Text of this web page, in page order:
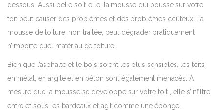
dessous. Aussi belle soit-elle, la mousse qui pousse sur votre
toit peut causer des problèmes et des problèmes coûteux. La
mousse de toiture, non traitée, peut dégrader pratiquement
n’importe quel matériau de toiture.
Bien que l’asphalte et le bois soient les plus sensibles, les toits
en métal, en argile et en béton sont également menacés. À
mesure que la mousse se développe sur votre toit , elle s’infiltre
entre et sous les bardeaux et agit comme une éponge,